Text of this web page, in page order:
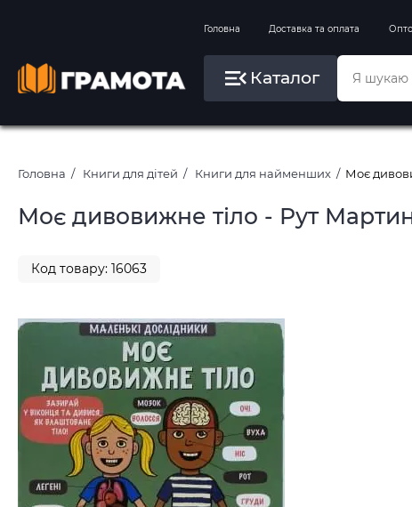
Головна Доставка та оплата
Каталог
Вправи на зимові канікули
Літо, пляж, плавання, басейни
Картини за номерами
Головна Книги для дітей Книги для найменших Моє
Моє дивовижне тіло - Рут
Код товару: 16063